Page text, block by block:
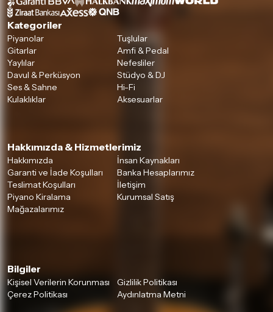
Kategoriler
Piyanolar
Tuşlular
Gitarlar
Amfi & Pedal
Yaylılar
Nefesliler
Davul & Perküsyon
Stüdyo & DJ
Ses & Sahne
Hi-Fi
Kulaklıklar
Aksesuarlar
Hakkımızda & Hizmetlerimiz
Hakkımızda
İnsan Kaynakları
Garanti ve İade Koşulları
Banka Hesaplarımız
Teslimat Koşulları
İletişim
Piyano Kiralama
Kurumsal Satış
Mağazalarımız
Bilgiler
Kişisel Verilerin Korunması
Gizlilik Politikası
Çerez Politikası
Aydınlatma Metni